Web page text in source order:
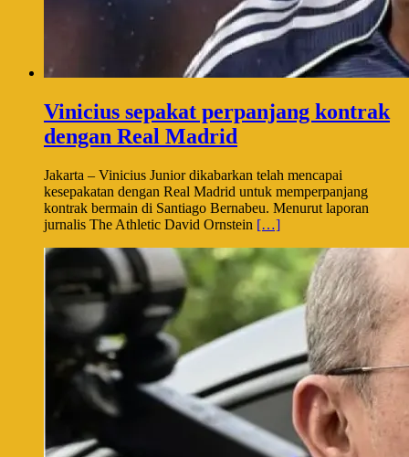
Vinicius sepakat perpanjang kontrak
dengan Real Madrid
Jakarta – Vinicius Junior dikabarkan telah mencapai
kesepakatan dengan Real Madrid untuk memperpanjang
kontrak bermain di Santiago Bernabeu. Menurut laporan
jurnalis The Athletic David Ornstein […]